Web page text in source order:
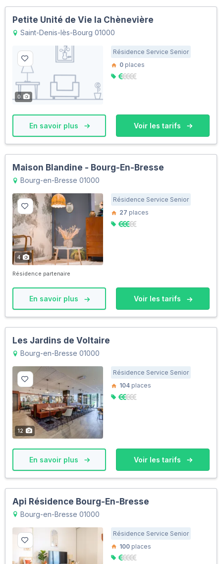
Petite Unité de Vie la Chènevière
Saint-Denis-lès-Bourg 01000
0
Résidence Service Senior
0 places
En savoir plus Voir les tarifs
Maison Blandine - Bourg-En-Bresse
Bourg-en-Bresse 01000
4
Résidence Service Senior
27 places
Résidence partenaire
En savoir plus Voir les tarifs
Les Jardins de Voltaire
Bourg-en-Bresse 01000
12
Résidence Service Senior
104 places
En savoir plus Voir les tarifs
Api Résidence Bourg-En-Bresse
Bourg-en-Bresse 01000
Résidence Service Senior
100 places